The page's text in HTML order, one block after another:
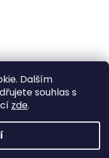
Dalším
souhlas s
zde.